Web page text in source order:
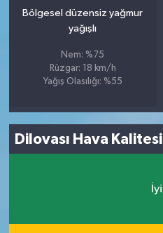
Bölgesel düzensiz yağmur
yağışlı
Nem: %75
Rüzgar: 18 km/h
Yağış Olasılığı: %55
Dilovası Hava Kalitesi
İyi